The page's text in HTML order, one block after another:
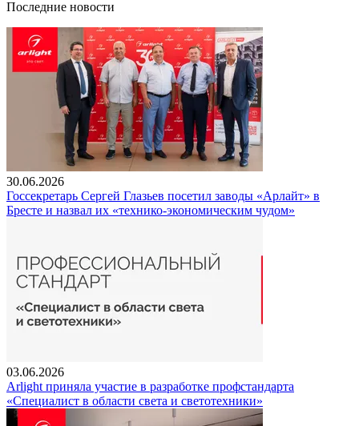
Последние новости
30.06.2026
Госсекретарь Сергей Глазьев посетил заводы «Арлайт» в
Бресте и назвал их «технико-экономическим чудом»
03.06.2026
Arlight приняла участие в разработке профстандарта
«Специалист в области света и светотехники»